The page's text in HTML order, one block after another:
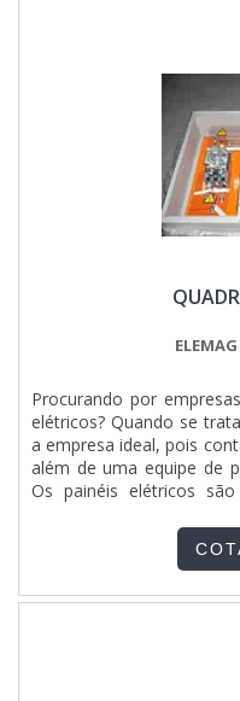
ELEMAG
Procurando por
elétricos? Quando se
a empresa ideal, pois
além de uma equipe de
Os painéis elétricos são
do produto. Função de
quadro de comando